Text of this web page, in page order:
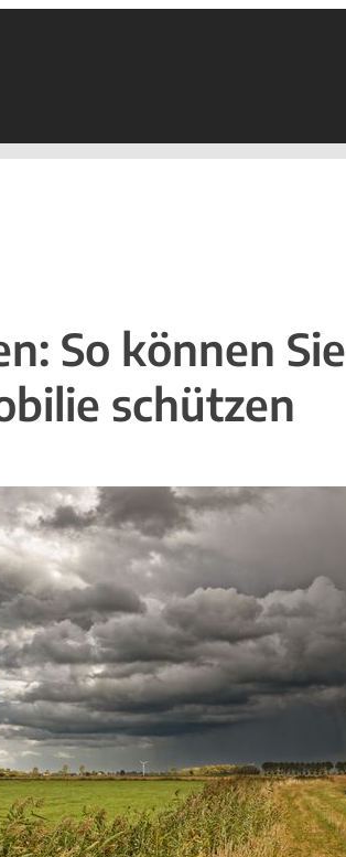
So können Sie
schützen